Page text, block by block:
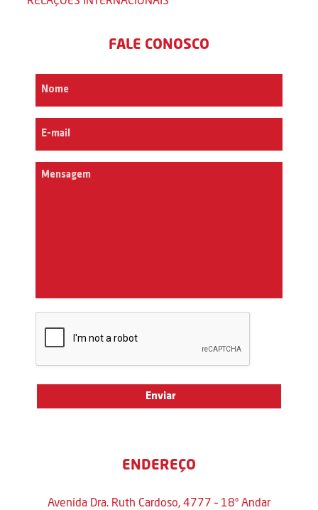
FALE CONOSCO
ENDEREÇO
Avenida Dra. Ruth Cardoso, 4777 – 18º Andar